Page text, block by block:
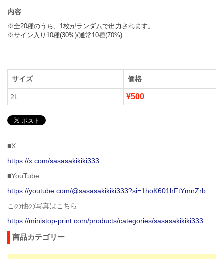
内容
※全20種のうち、1枚がランダムで出力されます。
※サイン入り10種(30%)/通常10種(70%)
サイズ 価格
2L ¥500
■X
https://x.com/sasasakikiki333
■YouTube
https://youtube.com/@sasasakikiki333?si=1hoK601hFtYmnZrb
この他の写真はこちら
https://ministop-print.com/products/categories/sasasakikiki333
商品カテゴリー